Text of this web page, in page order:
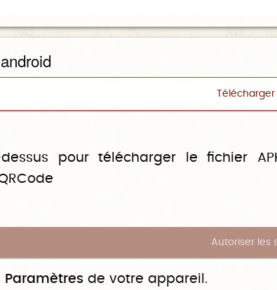
pour télécharger le fichier
Autoriser les
Paramètres de votre appareil.